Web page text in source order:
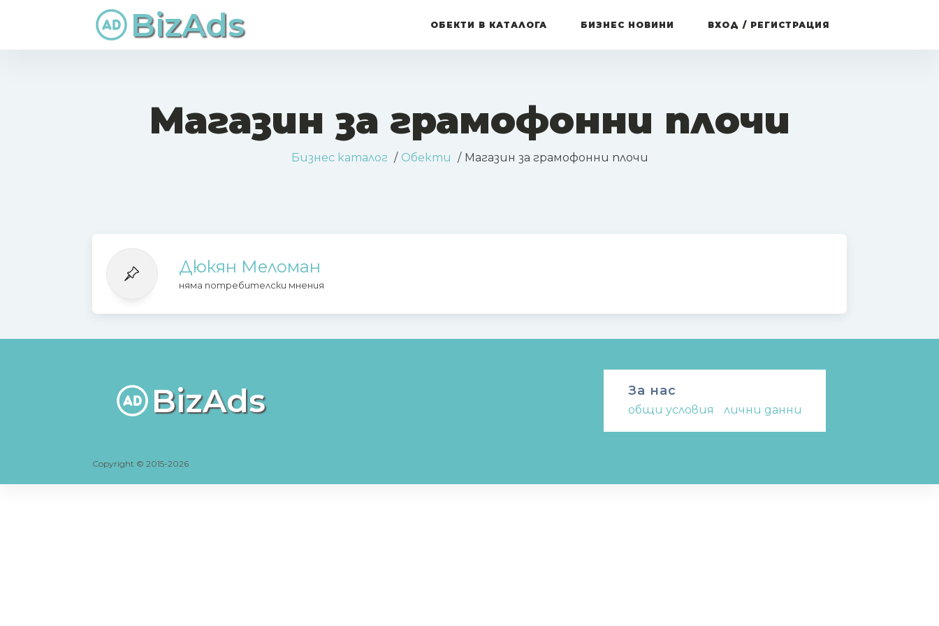
BizAds ОБЕКТИ В КАТАЛОГА БИЗНЕС НОВИНИ ВХОД / РЕГИСТРАЦИЯ
Магазин за грамофонни плочи
Бизнес каталог Обекти Магазин за грамофонни плочи
Дюкян Меломан
няма потребителски мнения
BizAds За нас
общи условия лични данни
Copyright © 2015-2026